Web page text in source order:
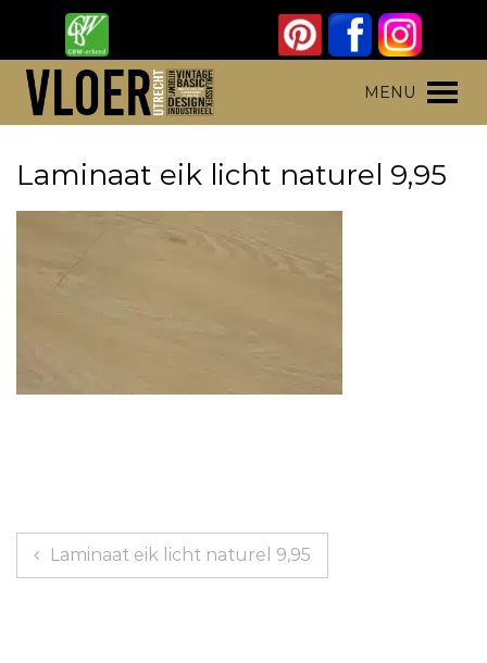
content
MENU
Laminaat eik licht naturel 9,95
Berichtnavigatie
Laminaat eik licht naturel 9,95